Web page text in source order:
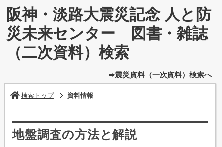
阪神・淡路大震災記念 人と防
災未来センター 図書・雑誌
（二次資料）検索
➡震災資料（一次資料）検索へ
検索トップ 資料情報
地盤調査の方法と解説